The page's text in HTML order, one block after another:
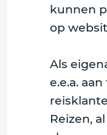
kunnen
op
Als
e.e.a.
Reizen,